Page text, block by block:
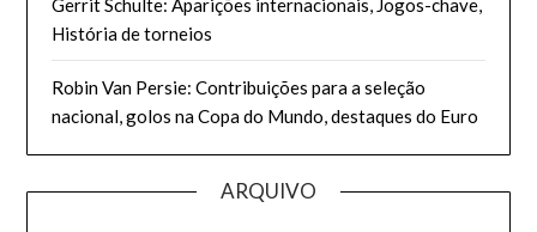
Gerrit Schulte: Aparições internacionais, Jogos-chave,
História de torneios
Robin Van Persie: Contribuições para a seleção
nacional, golos na Copa do Mundo, destaques do Euro
ARQUIVO